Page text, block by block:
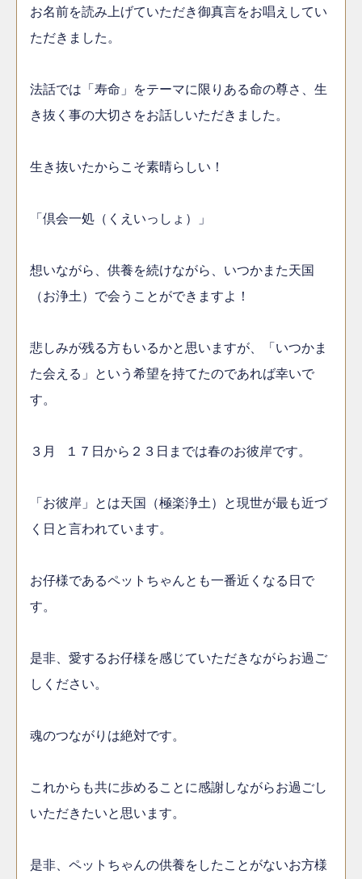
お名前を読み上げていただき御真言をお唱えしてい
ただきました。
法話では「寿命」をテーマに限りある命の尊さ、生
き抜く事の大切さをお話しいただきました。
生き抜いたからこそ素晴らしい！
「倶会一処（くえいっしょ）」
想いながら、供養を続けながら、いつかまた天国
（お浄土）で会うことができますよ！
悲しみが残る方もいるかと思いますが、「いつかま
た会える」という希望を持てたのであれば幸いで
す。
３月 １７日から２３日までは春のお彼岸です。
「お彼岸」とは天国（極楽浄土）と現世が最も近づ
く日と言われています。
お仔様であるペットちゃんとも一番近くなる日で
す。
是非、愛するお仔様を感じていただきながらお過ご
しください。
魂のつながりは絶対です。
これからも共に歩めることに感謝しながらお過ごし
いただきたいと思います。
是非、ペットちゃんの供養をしたことがないお方様